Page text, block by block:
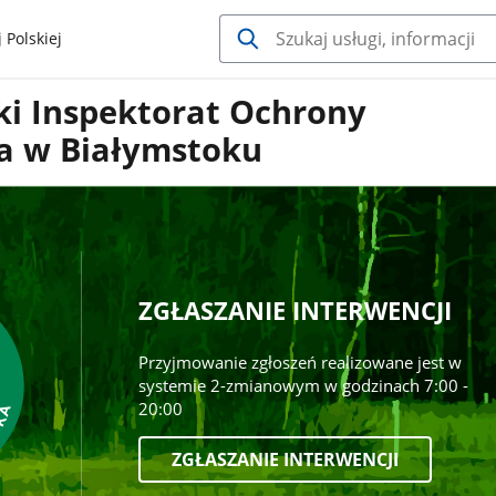
Polskiej
Inspektorat Ochrony
w Białymstoku
ZGŁASZANIE INTERWENCJI
Przyjmowanie zgłoszeń realizowane jest w
systemie 2-zmianowym w godzinach 7:00 -
20:00
ZGŁASZANIE INTERWENCJI